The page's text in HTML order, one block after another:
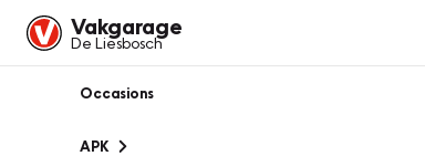
Vakgarage
De Liesbosch
Occasions
APK